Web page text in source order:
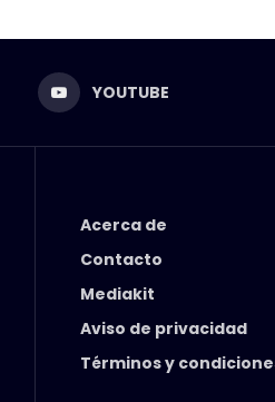
YOUTUBE
Acerca de
Contacto
Mediakit
Aviso de privacidad
Términos y